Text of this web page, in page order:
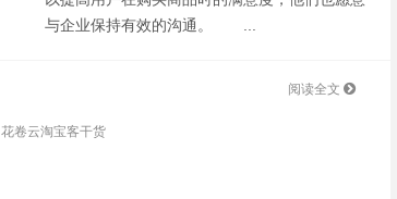
与企业保持有效的沟通。 ...
阅读全文
花卷云淘宝客干货